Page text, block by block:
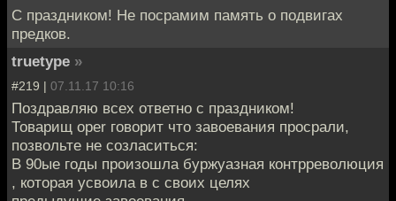
С праздником! Не посрамим память о подвигах
предков.
truetype »
#219 | 07.11.17 10:16
Поздравляю всех ответно с праздником!
Товарищ oper говорит что завоевания просрали,
позвольте не созласиться:
В 90ые годы произошла буржуазная контрреволюция
, которая усвоила в с своих целях